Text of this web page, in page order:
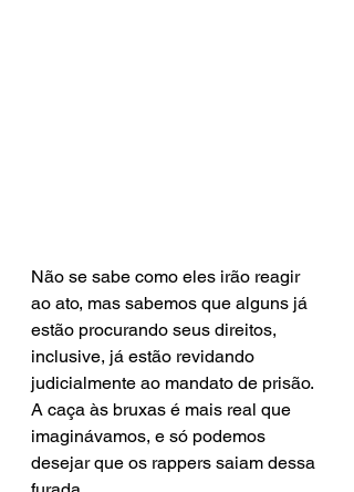
Não se sabe como eles irão reagir
ao ato, mas sabemos que alguns já
estão procurando seus direitos,
inclusive, já estão revidando
judicialmente ao mandato de prisão.
A caça às bruxas é mais real que
imaginávamos, e só podemos
desejar que os rappers saiam dessa